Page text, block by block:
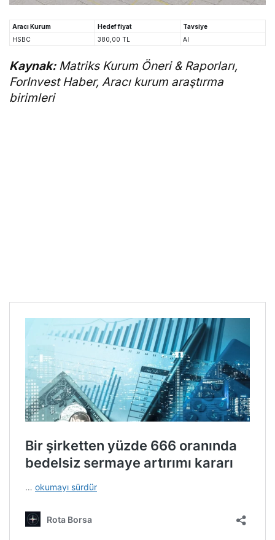
Aracı Kurum Hedef fiyat
Tavsiye
HSBC
380,00 TL Al
Kaynak:Matriks Kurum Öneri & Raporları,
ForInvest Haber, Aracı kurum araştırma
birimleri